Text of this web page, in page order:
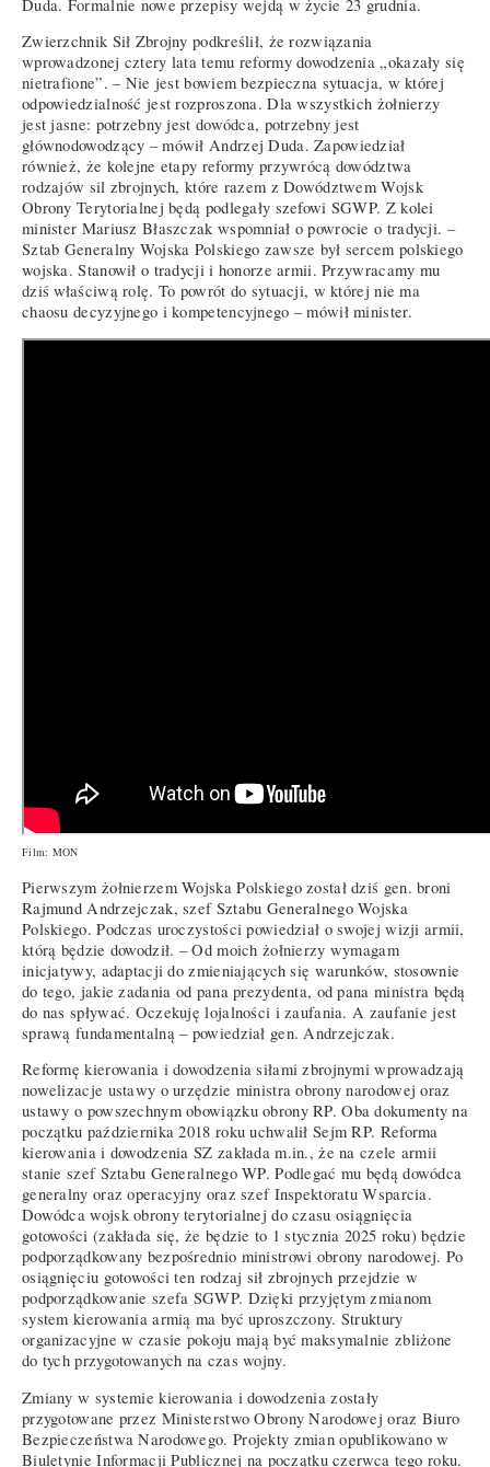
Duda. Formalnie nowe przepisy wejdą w życie 23 grudnia.
Zwierzchnik Sił Zbrojny podkreślił, że rozwiązania
wprowadzonej cztery lata temu reformy dowodzenia „okazały się
nietrafione”. – Nie jest bowiem bezpieczna sytuacja, w której
odpowiedzialność jest rozproszona. Dla wszystkich żołnierzy
jest jasne: potrzebny jest dowódca, potrzebny jest
głównodowodzący – mówił Andrzej Duda. Zapowiedział
również, że kolejne etapy reformy przywrócą dowództwa
rodzajów sil zbrojnych, które razem z Dowództwem Wojsk
Obrony Terytorialnej będą podlegały szefowi SGWP. Z kolei
minister Mariusz Błaszczak wspomniał o powrocie o tradycji. –
Sztab Generalny Wojska Polskiego zawsze był sercem polskiego
wojska. Stanowił o tradycji i honorze armii. Przywracamy mu
dziś właściwą rolę. To powrót do sytuacji, w której nie ma
chaosu decyzyjnego i kompetencyjnego – mówił minister.
Film: MON
Pierwszym żołnierzem Wojska Polskiego został dziś gen. broni
Rajmund Andrzejczak, szef Sztabu Generalnego Wojska
Polskiego. Podczas uroczystości powiedział o swojej wizji armii,
którą będzie dowodził. – Od moich żołnierzy wymagam
inicjatywy, adaptacji do zmieniających się warunków, stosownie
do tego, jakie zadania od pana prezydenta, od pana ministra będą
do nas spływać. Oczekuję lojalności i zaufania. A zaufanie jest
sprawą fundamentalną – powiedział gen. Andrzejczak.
Reformę kierowania i dowodzenia siłami zbrojnymi wprowadzają
nowelizacje ustawy o urzędzie ministra obrony narodowej oraz
ustawy o powszechnym obowiązku obrony RP. Oba dokumenty na
początku października 2018 roku uchwalił Sejm RP. Reforma
kierowania i dowodzenia SZ zakłada m.in., że na czele armii
stanie szef Sztabu Generalnego WP. Podlegać mu będą dowódca
generalny oraz operacyjny oraz szef Inspektoratu Wsparcia.
Dowódca wojsk obrony terytorialnej do czasu osiągnięcia
gotowości (zakłada się, że będzie to 1 stycznia 2025 roku) będzie
podporządkowany bezpośrednio ministrowi obrony narodowej. Po
osiągnięciu gotowości ten rodzaj sił zbrojnych przejdzie w
podporządkowanie szefa SGWP. Dzięki przyjętym zmianom
system kierowania armią ma być uproszczony. Struktury
organizacyjne w czasie pokoju mają być maksymalnie zbliżone
do tych przygotowanych na czas wojny.
Zmiany w systemie kierowania i dowodzenia zostały
przygotowane przez Ministerstwo Obrony Narodowej oraz Biuro
Bezpieczeństwa Narodowego. Projekty zmian opublikowano w
Biuletynie Informacji Publicznej na początku czerwca tego roku.